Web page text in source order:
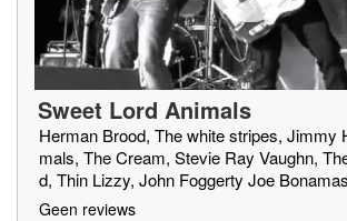
Sweet Lord Animals
Herman Brood, The white stripes, Jimmy
mals, The Cream, Stevie Ray Vaughn,
d, Thin Lizzy, John Foggerty Joe
wis, ZZ top, Cuby and the Blizzards, Janis
Geen reviews